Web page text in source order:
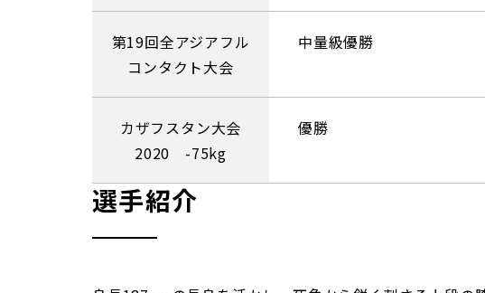
第19回全アジアフル
コンタクト大会
中量級優勝
カザフスタン大会
2020 -75kg
優勝
選手紹介